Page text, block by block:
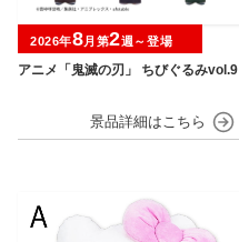
アニメ「鬼滅の刃」 ちびぐるみvol.9
2026年8月第2週～登場